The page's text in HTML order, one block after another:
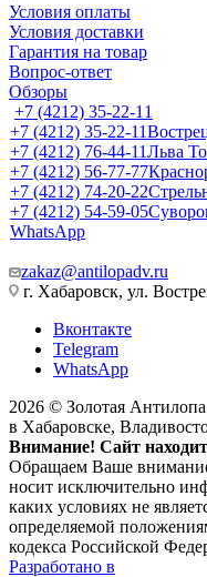
Условия оплаты
Условия доставки
Гарантия на товар
Вопрос-ответ
Обзоры
+7 (4212) 35-22-11
+7 (4212) 35-22-11
+7 (4212) 76-44-11Льва
+7 (4212) 56-77-77
+7 (4212) 74-20-22
+7 (4212) 54-59-05
WhatsApp
zakaz@antilopadv.ru
г. Хабаровск, ул.
Вконтакте
Telegram
WhatsApp
2026 © Золотая
в Хабаровске,
Внимание! Сайт
Обращаем Ваше
носит исключительно
каких условиях не
определяемой
кодекса Российской
Разработано в